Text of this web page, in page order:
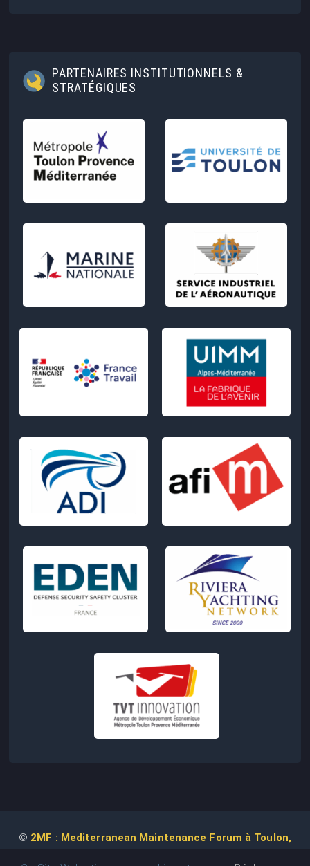
PARTENAIRES INSTITUTIONNELS &
STRATÉGIQUES
© 2MF : Mediterranean Maintenance Forum à Toulon,